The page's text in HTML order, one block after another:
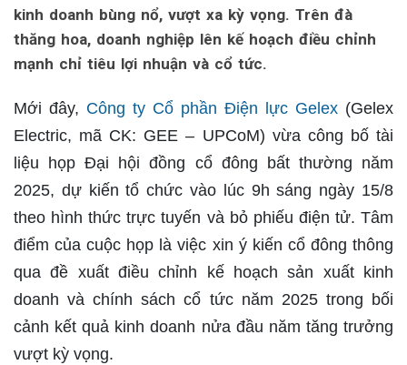
kinh doanh bùng nổ, vượt xa kỳ vọng. Trên đà
thăng hoa, doanh nghiệp lên kế hoạch điều chỉnh
mạnh chỉ tiêu lợi nhuận và cổ tức.
Mới đây, Công ty Cổ phần Điện lực Gelex (Gelex
Electric, mã CK: GEE – UPCoM) vừa công bố tài
liệu họp Đại hội đồng cổ đông bất thường năm
2025, dự kiến tổ chức vào lúc 9h sáng ngày 15/8
theo hình thức trực tuyến và bỏ phiếu điện tử. Tâm
điểm của cuộc họp là việc xin ý kiến cổ đông thông
qua đề xuất điều chỉnh kế hoạch sản xuất kinh
doanh và chính sách cổ tức năm 2025 trong bối
cảnh kết quả kinh doanh nửa đầu năm tăng trưởng
vượt kỳ vọng.